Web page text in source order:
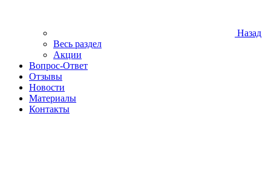
Назад
Весь раздел
Акции
Вопрос-Ответ
Отзывы
Новости
Материалы
Контакты